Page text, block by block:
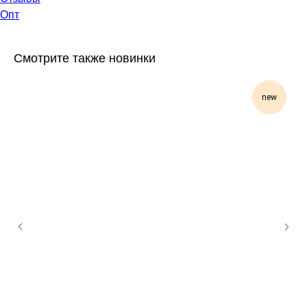
Опт
Смотрите также новинки
new